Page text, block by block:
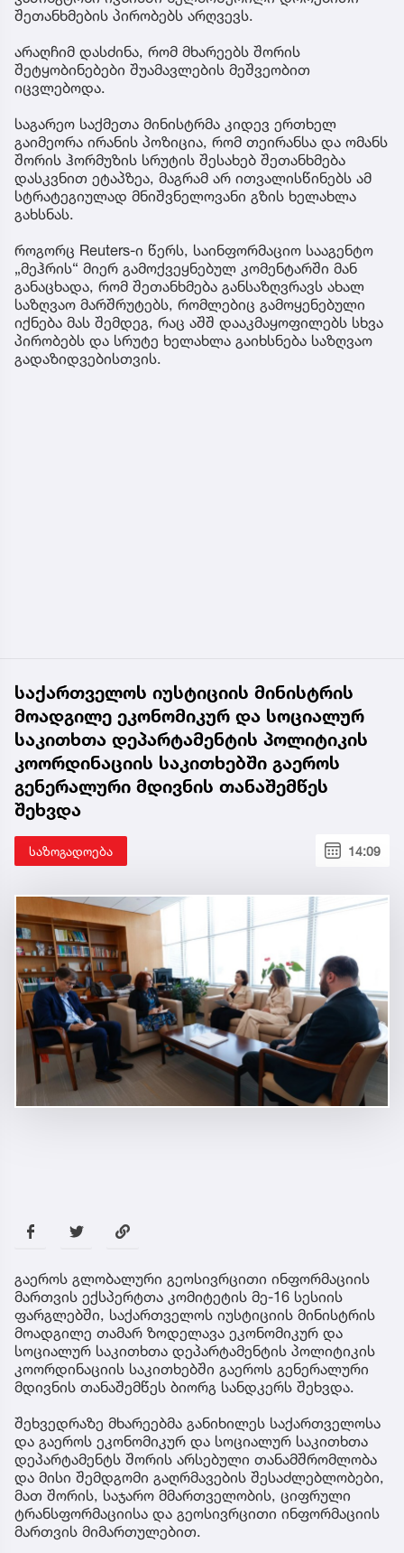
შეთანხმების პირობებს არღვევს.
არაღჩიმ დასძინა, რომ მხარეებს შორის
შეტყობინებები შუამავლების მეშვეობით
იცვლებოდა.
საგარეო საქმეთა მინისტრმა კიდევ ერთხელ
გაიმეორა ირანის პოზიცია, რომ თეირანსა და ომანს
შორის ჰორმუზის სრუტის შესახებ შეთანხმება
დასკვნით ეტაპზეა, მაგრამ არ ითვალისწინებს ამ
სტრატეგიულად მნიშვნელოვანი გზის ხელახლა
გახსნას.
როგორც Reuters-ი წერს, საინფორმაციო სააგენტო
„მეჰრის“ მიერ გამოქვეყნებულ კომენტარში მან
განაცხადა, რომ შეთანხმება განსაზღვრავს ახალ
საზღვაო მარშრუტებს, რომლებიც გამოყენებული
იქნება მას შემდეგ, რაც აშშ დააკმაყოფილებს სხვა
პირობებს და სრუტე ხელახლა გაიხსნება საზღვაო
გადაზიდვებისთვის.
საქართველოს იუსტიციის მინისტრის
მოადგილე ეკონომიკურ და სოციალურ
საკითხთა დეპარტამენტის პოლიტიკის
კოორდინაციის საკითხებში გაეროს
გენერალური მდივნის თანაშემწეს
შეხვდა
საზოგადოება 14:09
გაეროს გლობალური გეოსივრცითი ინფორმაციის
მართვის ექსპერტთა კომიტეტის მე-16 სესიის
ფარგლებში, საქართველოს იუსტიციის მინისტრის
მოადგილე თამარ ზოდელავა ეკონომიკურ და
სოციალურ საკითხთა დეპარტამენტის პოლიტიკის
კოორდინაციის საკითხებში გაეროს გენერალური
მდივნის თანაშემწეს ბიორგ სანდკერს შეხვდა.
შეხვედრაზე მხარეებმა განიხილეს საქართველოსა
და გაეროს ეკონომიკურ და სოციალურ საკითხთა
დეპარტამენტს შორის არსებული თანამშრომლობა
და მისი შემდგომი გაღრმავების შესაძლებლობები,
მათ შორის, საჯარო მმართველობის, ციფრული
ტრანსფორმაციისა და გეოსივრცითი ინფორმაციის
მართვის მიმართულებით.